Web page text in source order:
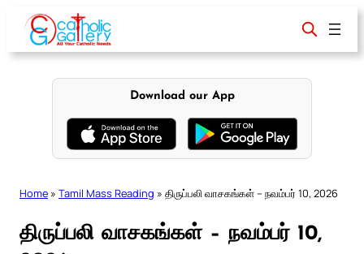
content
Download our App
Home » Tamil Mass Reading » திருப்பலி வாசகங்கள் – நவம்பர் 10, 2026
திருப்பலி வாசகங்கள் – நவம்பர் 10,